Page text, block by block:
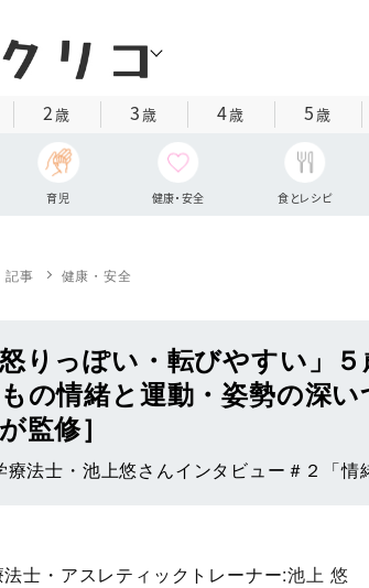
2歳 3歳 4歳 5歳
育児 健康・安全 食とレシピ
記事 健康・安全
怒りっぽい・転びやすい」
の情緒と運動・姿勢の深
監修］
療法士・池上悠さんインタビュー＃２「情
士・アスレティックトレーナー:池上 悠